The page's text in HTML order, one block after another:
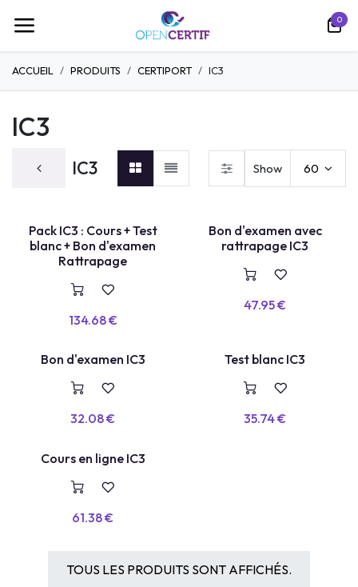
0
ACCUEIL PRODUITS CERTIPORT IC3
IC3
IC3 Show 60
TEST LABEL
Pack IC3 : Cours + Test
blanc + Bon d'examen
Rattrapage
134.68€
E
X
AM
E
N
+
R
E
P
A
S
S
A
GE
Bon d'examen avec
rattrapage IC3
47.95€
VOUCHER
Bon d'examen IC3
32.08€
TEST BLANCTest blanc IC3
35.74€
COURS EN LIGNE
Cours en ligne IC3
61.38€
TOUS LES PRODUITS SONT AFFICHÉS.